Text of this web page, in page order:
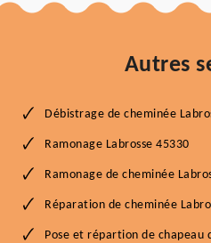
Autres
Débistrage de cheminée
Ramonage Labrosse 45330
Ramonage de cheminée
Réparation de cheminée
Pose et répartion de chapeau